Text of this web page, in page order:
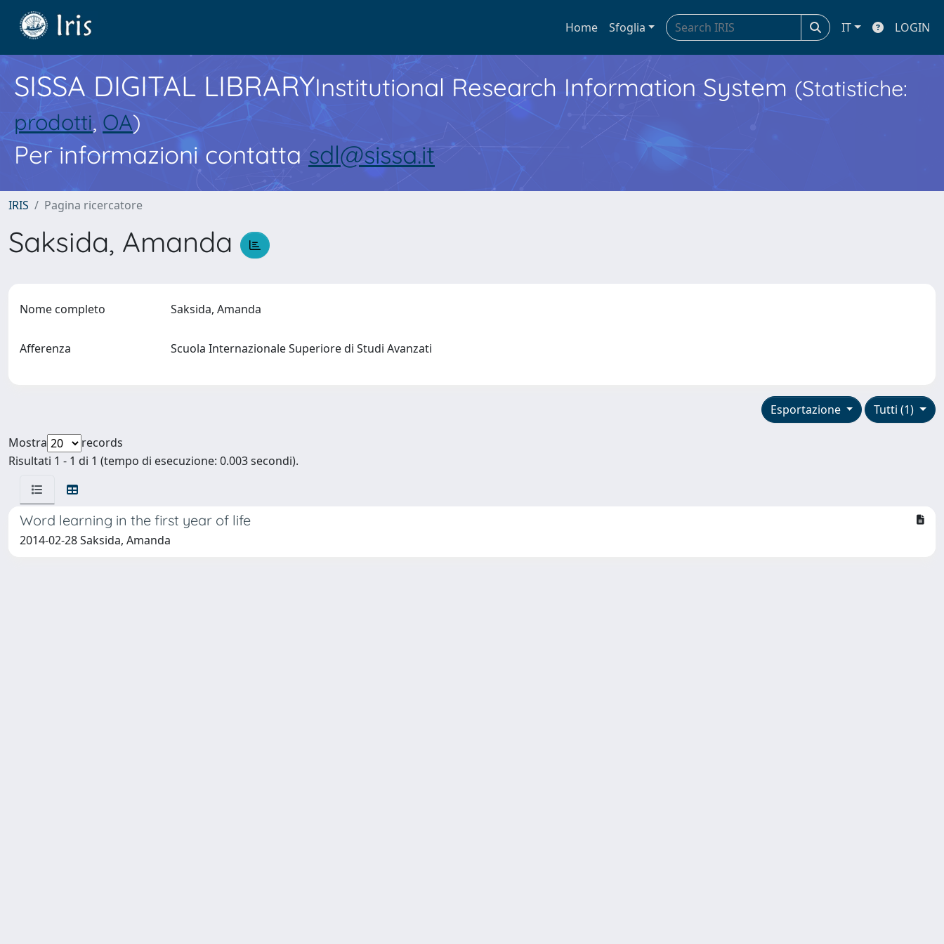
Home Sfoglia IT LOGIN
SISSA DIGITAL LIBRARYInstitutional Research Information System (Statistiche:
prodotti, OA)
Per informazioni contatta sdl@sissa.it
IRIS Pagina ricercatore
Saksida, Amanda
Nome completo Saksida, Amanda
Afferenza Scuola Internazionale Superiore di Studi Avanzati
Tutti (1)
Esportazione
Mostra
records
Risultati 1 - 1 di 1 (tempo di esecuzione: 0.003 secondi).
Word learning in the first year of life
2014-02-28 Saksida, Amanda